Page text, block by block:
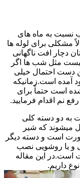
نسبت به ماه های
مشکلی برای لوله ها
دچار افت ناگهانی
مثل شب ها اگر
دست احتمال خیلی
آمده است.زمانیکه
است حتماً برای
نم اقدام فرمایید.
به دو دسته کلی
میشوند که شیر
است و دسته دیگر
و یا روشویی نصب
است.در این مقاله
داریم.